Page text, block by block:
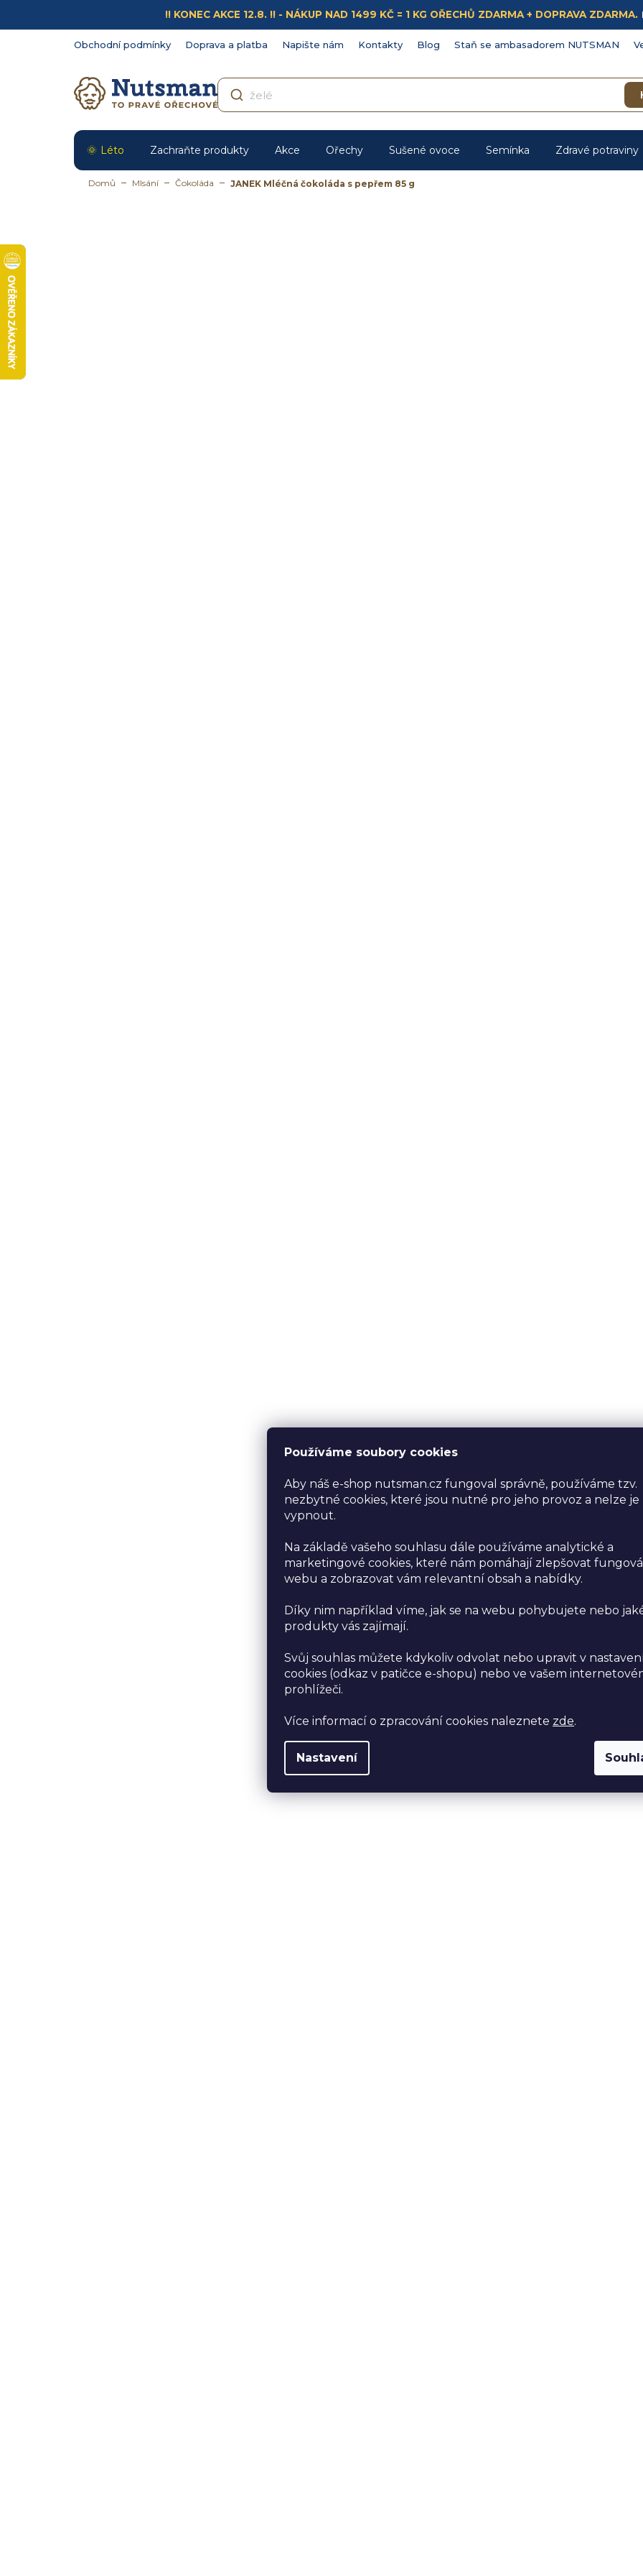
Používáme soubory cookies
Aby náš e-shop nutsman.cz fungoval správně, používáme tzv.
nezbytné cookies, které jsou nutné pro jeho provoz a nelze je
vypnout.
Na základě vašeho souhlasu dále používáme analytické a
marketingové cookies, které nám pomáhají zlepšovat
webu a zobrazovat vám relevantní obsah a nabídky.
Díky nim například víme, jak se na webu pohybujete nebo
produkty vás zajímají.
Svůj souhlas můžete kdykoliv odvolat nebo upravit v
cookies (odkaz v patičce e-shopu) nebo ve vašem
prohlížeči.
Více informací o zpracování cookies naleznete zde.
Nastavení
obsah
!! KONEC AKCE 12.8. !! - NÁKUP NAD 1499 KČ = 1 KG OŘECHŮ ZDARMA + DOPRAVA ZDARMA.
Obchodní podmínky Doprava a platba Napište nám Kontakty Blog Staň se ambasadorem NUTSMAN
Léto Zachraňte produkty Akce Ořechy Sušené ovoce Semínka Zdravé potraviny
Domů Mlsání Čokoláda JANEK Mléčná čokoláda s pepřem 85 g